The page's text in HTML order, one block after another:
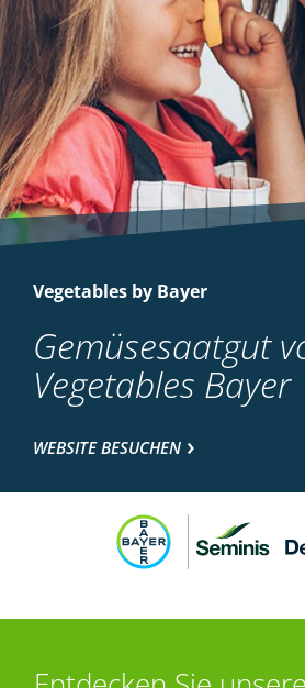
Vegetables by Bayer
Gemüsesaatgut
Vegetables Bayer
WEBSITE BESUCHEN